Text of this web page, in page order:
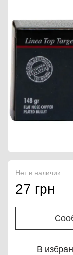
Нет в наличии
27 грн
В